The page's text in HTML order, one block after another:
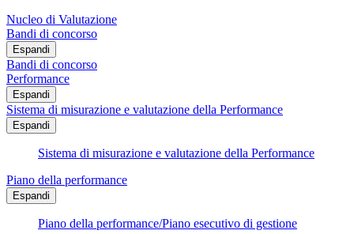
Nucleo di Valutazione
Bandi di concorso
Espandi
Bandi di concorso
Performance
Espandi
Sistema di misurazione e valutazione della Performance
Espandi
Sistema di misurazione e valutazione della Performance
Piano della performance
Espandi
Piano della performance/Piano esecutivo di gestione